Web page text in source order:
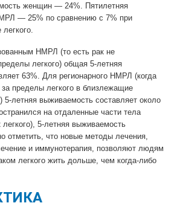
женщин — 24%. Пятилетняя
— 25% по сравнению с 7% при
НМРЛ (то есть рак не
легкого) общая 5-летняя
63%. Для регионарного НМРЛ (когда
за пределы легкого в близлежащие
летняя выживаемость составляет около
на отдаленные части тела
легкого), 5-летняя выживаемость
отметить, что новые методы лечения,
и иммунотерапия, позволяют людям
легкого жить дольше, чем когда-либо